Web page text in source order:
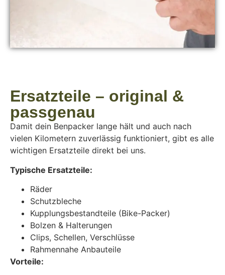
Ersatzteile – original &
passgenau
Damit dein Benpacker lange hält und auch nach
vielen Kilometern zuverlässig funktioniert, gibt es alle
wichtigen Ersatzteile direkt bei uns.
Typische Ersatzteile:
Räder
Schutzbleche
Kupplungsbestandteile (Bike-Packer)
Bolzen & Halterungen
Clips, Schellen, Verschlüsse
Rahmennahe Anbauteile
Vorteile: